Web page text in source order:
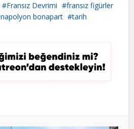
Fransız Devrimi
fransız figürler
napolyon bonapart tarih